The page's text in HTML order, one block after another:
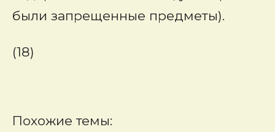
были запрещенные предметы).
(18)
Похожие темы: